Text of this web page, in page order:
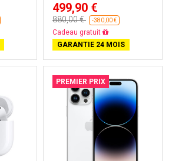
499,90 €
880,00 € -380,00 €
Cadeau gratuit
GARANTIE 24 MOIS
PREMIER PRIX